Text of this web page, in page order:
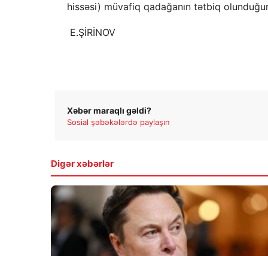
hissəsi) müvafiq qadağanın tətbiq
E.ŞİRİNOV
Xəbər maraqlı gəldi?
Sosial şəbəkələrdə paylaşın
Digər xəbərlər